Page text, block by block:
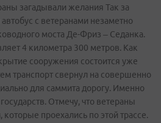
загадывали желания Так за
с ветеранами незаметно
моста Де­-Фриз – Седанка.
4 километра 300 метров. Как
сооружения состоится уже
транспорт свернул на совершенно
для саммита дорогу. Именно
Отмечу, что ветераны
проехались по этой трассе.